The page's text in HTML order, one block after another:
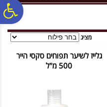
מציג
גלייז לשיער תפוחים סקסי הייר
500 מ"ל